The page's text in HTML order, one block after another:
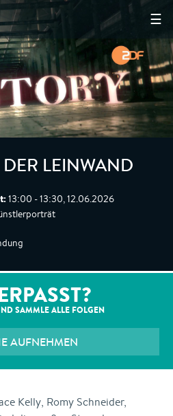
☰
LEINWAND
13:00 - 13:30, 12.06.2026
SAMMLE ALLE FOLGEN
AUFNEHMEN
Kelly, Romy Schneider,